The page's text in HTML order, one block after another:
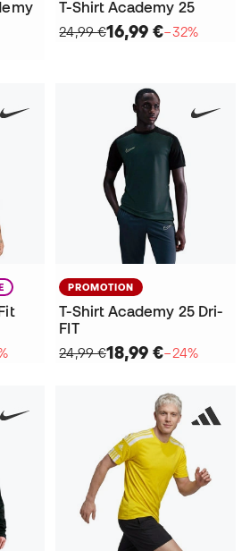
T-Shirt Academy 25
24,99 €16,99 €−32%
PROMOTION
T-Shirt Academy 25 Dri-
FIT
24,99 €18,99 €−24%